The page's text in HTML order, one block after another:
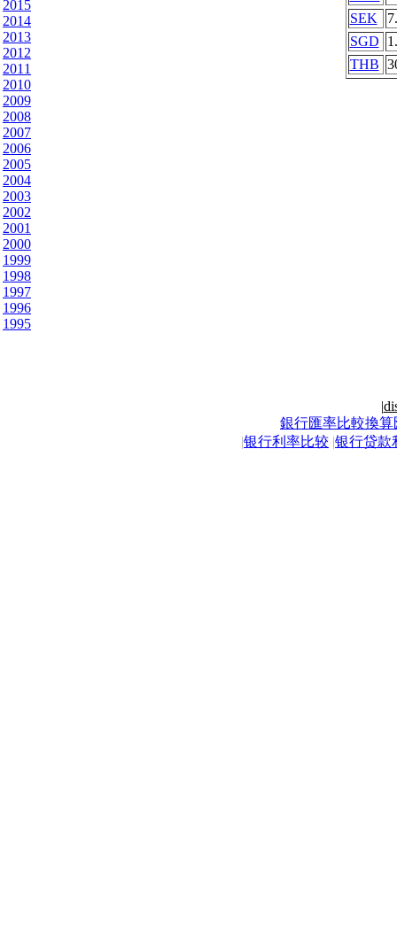
2015
2014
2013
2012
2011
2010
2009
2008
2007
2006
2005
2004
2003
2002
2001
2000
1999
1998
1997
1996
1995
SEK
SGD
THB
|
銀行匯率比較換算
|银行利率比较 |银行贷款